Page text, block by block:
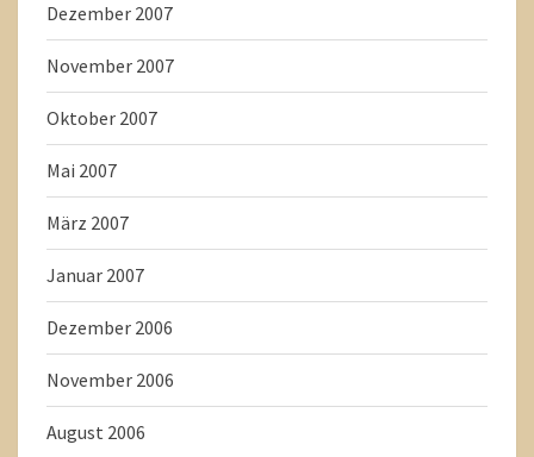
Dezember 2007
November 2007
Oktober 2007
Mai 2007
März 2007
Januar 2007
Dezember 2006
November 2006
August 2006